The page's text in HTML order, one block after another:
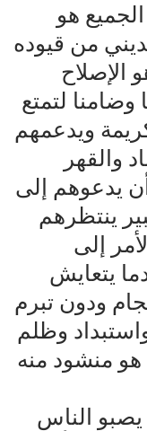
هو
من قيوده
الإصلاح
لتمتع
ويدعمهم
والقهر
يدعوهم إلى
ينتظرهم
إلى
يتعايش
ودون تبرم
وظلم
هو منشود منه
يصبو الناس